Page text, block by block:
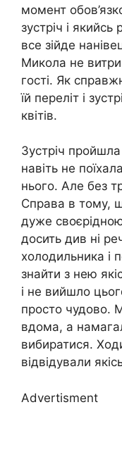
момент
зустріч і
все зійде
Микола не
гості. Як
їй переліт і
квітів.
Зустріч
навіть не
нього. Але без
Справа в тому,
дуже
досить див ні
холодильника і
знайти з нею
і не вийшло
просто чудово.
вдома, а
вибиратися.
відвідували
Advertisment